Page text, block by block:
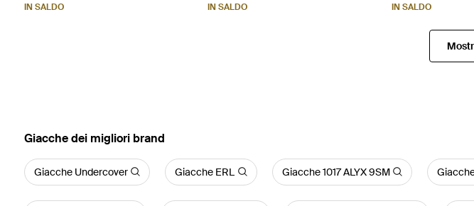
IN SALDO IN SALDO IN SALDO
‪Giacche‬ dei migliori brand
Giacche Undercover Giacche ERL Giacche 1017 ALYX 9SM